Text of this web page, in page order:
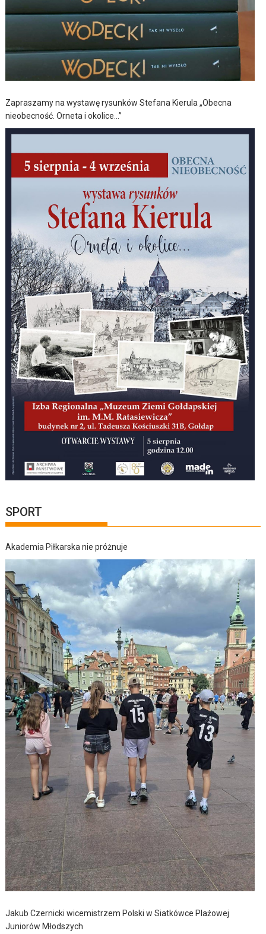
Zapraszamy na wystawę rysunków Stefana Kierula „Obecna
nieobecność. Orneta i okolice…”
SPORT
Akademia Piłkarska nie próżnuje
Jakub Czernicki wicemistrzem Polski w Siatkówce Plażowej
Juniorów Młodszych